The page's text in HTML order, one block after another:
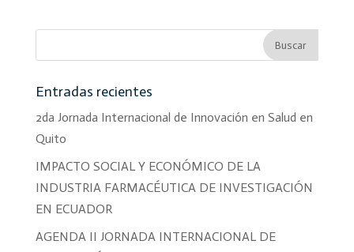
Entradas recientes
2da Jornada Internacional de Innovación en Salud en
Quito
IMPACTO SOCIAL Y ECONÓMICO DE LA
INDUSTRIA FARMACÉUTICA DE INVESTIGACIÓN
EN ECUADOR
AGENDA II JORNADA INTERNACIONAL DE